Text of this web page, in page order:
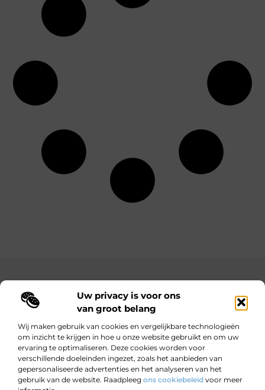
Uw privacy is voor ons
van groot belang
Wij maken gebruik van cookies en vergelijkbare technologieën
om inzicht te krijgen in hoe u onze website gebruikt en om uw
ervaring te optimaliseren. Deze cookies worden voor
verschillende doeleinden ingezet, zoals het aanbieden van
gepersonaliseerde advertenties en het analyseren van het
gebruik van de website. Raadpleeg ons cookiebeleid voor meer
Bekende Nederlanders
Wijzer worden door verhalen.
Motiverende en informatieve blogs voor nieuwsgierige lezers en